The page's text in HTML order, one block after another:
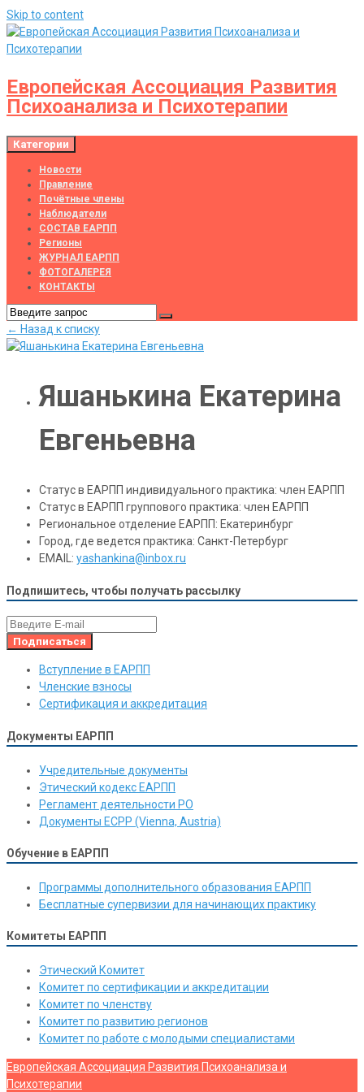
Skip to content
Европейская Ассоциация Развития
Психоанализа и Психотерапии
Категории
Новости
Правление
Почётные члены
Наблюдатели
СОСТАВ ЕАРПП
Регионы
ЖУРНАЛ ЕАРПП
ФОТОГАЛЕРЕЯ
КОНТАКТЫ
← Назад к списку
Яшанькина Екатерина
Евгеньевна
Статус в ЕАРПП индивидуального практика: член ЕАРПП
Статус в ЕАРПП группового практика: член ЕАРПП
Региональное отделение ЕАРПП: Екатеринбург
Город, где ведется практика: Санкт-Петербург
EMAIL: yashankina@inbox.ru
Подпишитесь, чтобы получать рассылку
Вступление в ЕАРПП
Членские взносы
Сертификация и аккредитация
Документы ЕАРПП
Учредительные документы
Этический кодекс ЕАРПП
Регламент деятельности РО
Документы ЕСРР (Vienna, Austria)
Обучение в ЕАРПП
Программы дополнительного образования ЕАРПП
Бесплатные супервизии для начинающих практику
Комитеты ЕАРПП
Этический Комитет
Комитет по сертификации и аккредитации
Комитет по членству
Комитет по развитию регионов
Комитет по работе с молодыми специалистами
Европейская Ассоциация Развития Психоанализа и
Психотерапии